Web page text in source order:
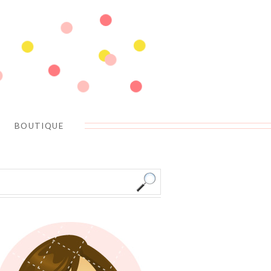
BOUTIQUE